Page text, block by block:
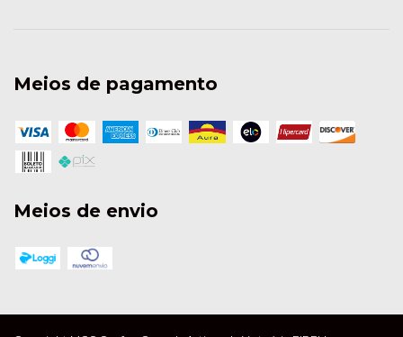
Meios de pagamento
Meios de envio